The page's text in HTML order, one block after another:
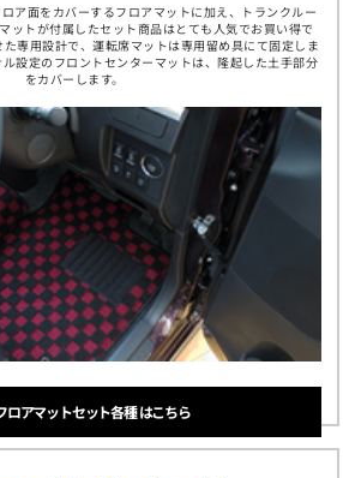
ア面をカバーするフロアマットに加え、トランクルー
ットが付属したセット商品はとても人気でお買い得で
専用設計で、運転席マットは専用留め具にて固定しま
設定のフロントセンターマットは、隆起した土手部分
をカバーします。
ロアマットセット各種 はこちら